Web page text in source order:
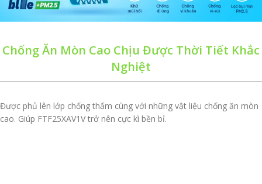
Chống Ăn Mòn Cao Chịu Được Thời Tiết Khắc
Nghiệt
Được phủ lên lớp chống thấm cùng với những vật liệu chống ăn mòn
cao. Giúp FTF25XAV1V trở nên cực kì bền bỉ.